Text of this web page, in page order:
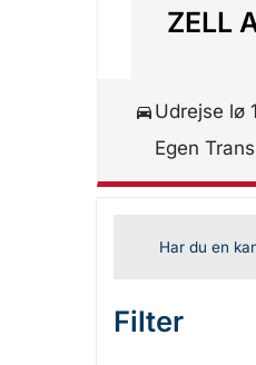
ZELL
Udrejse lø
Egen
Har du en
Filter